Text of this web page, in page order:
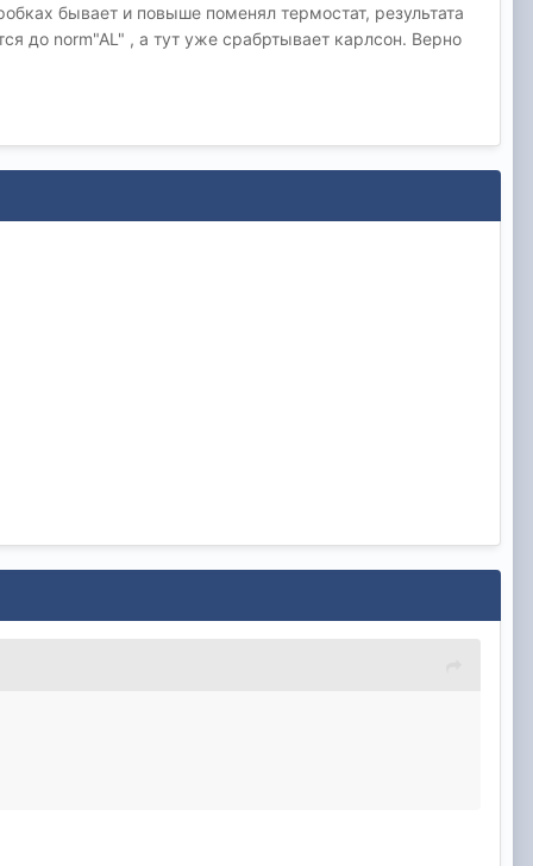
бывает и повыше поменял термостат, результата
до norm"AL" , а тут уже срабртывает карлсон. Верно